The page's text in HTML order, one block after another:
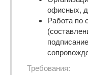
офисных,
Работа по
Требования: